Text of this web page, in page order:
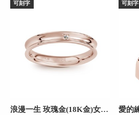
可刻字
浪漫一生 玫瑰金(18K金)女款結婚對戒
可刻字